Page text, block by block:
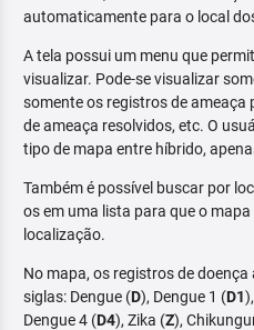
automaticamente para o local
A tela possui um menu que
visualizar. Pode-se visualizar
somente os registros de ameaça
de ameaça resolvidos, etc. O
tipo de mapa entre híbrido,
Também é possível buscar por
os em uma lista para que o
localização.
No mapa, os registros de
siglas: Dengue (D), Dengue 1 (D1
Dengue 4 (D4), Zika (Z),